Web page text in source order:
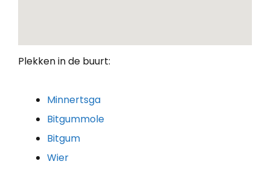
Plekken in de buurt:
Minnertsga
Bitgummole
Bitgum
Wier